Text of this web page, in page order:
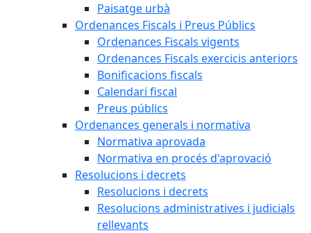
Paisatge urbà
Ordenances Fiscals i Preus Públics
Ordenances Fiscals vigents
Ordenances Fiscals exercicis anteriors
Bonificacions fiscals
Calendari fiscal
Preus públics
Ordenances generals i normativa
Normativa aprovada
Normativa en procés d'aprovació
Resolucions i decrets
Resolucions i decrets
Resolucions administratives i judicials
rellevants